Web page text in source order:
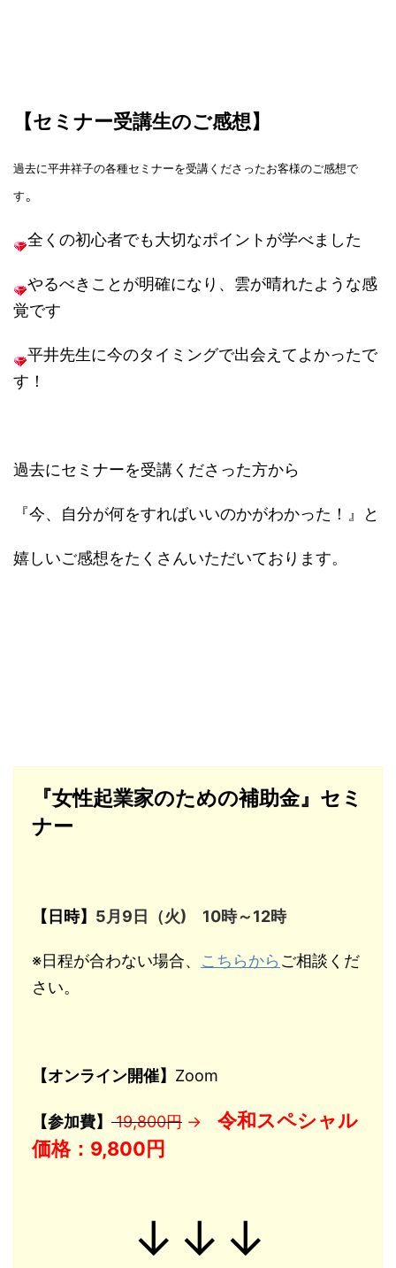
【セミナー受講生のご感想】
過去に平井祥子の各種セミナーを受講くださったお客様のご感想で
す。
全くの初心者でも大切なポイントが学べました
やるべきことが明確になり、雲が晴れたような感
覚です
平井先生に今のタイミングで出会えてよかったで
す！
過去にセミナーを受講くださった方から
『今、自分が何をすればいいのかがわかった！』と
嬉しいご感想をたくさんいただいております。
『女性起業家のための補助金』セミ
ナー
【日時】 5月9日（火) 10時～12時
※日程が合わない場合、 こちらから ご相談くだ
さい。
【オンライン開催】 Zoom
【参加費】 19,800円 → 令和スペシャル
価格：9,800円
↓↓↓